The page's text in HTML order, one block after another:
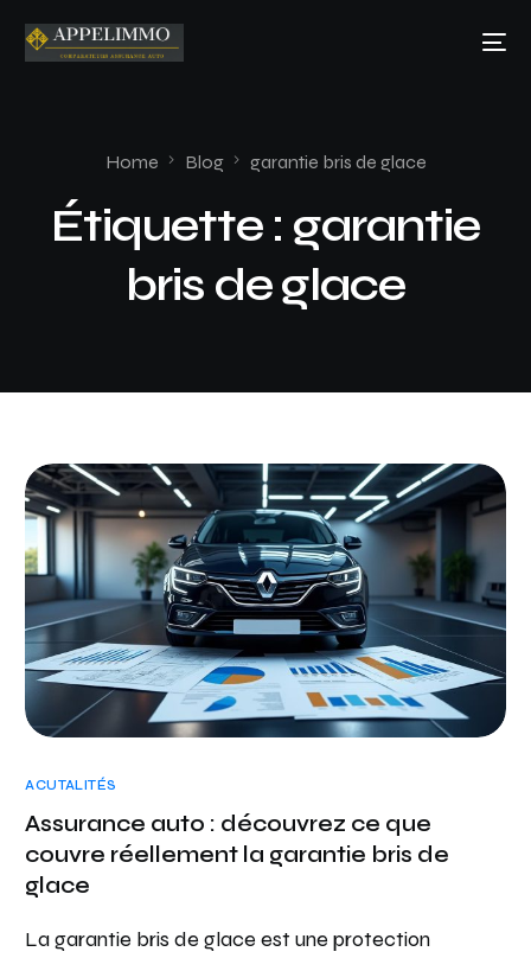
Home Blog garantie bris de glace
Étiquette : garantie
bris de glace
ACUTALITÉS
Assurance auto : découvrez ce que
couvre réellement la garantie bris de
glace
La garantie bris de glace est une protection